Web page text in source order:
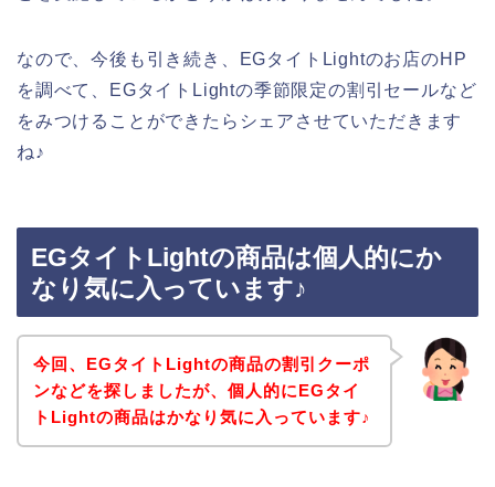
なので、今後も引き続き、EGタイトLightのお店のHP
を調べて、EGタイトLightの季節限定の割引セールなど
をみつけることができたらシェアさせていただきます
ね♪
EGタイトLightの商品は個人的にか
なり気に入っています♪
今回、EGタイトLightの商品の割引クーポ
ンなどを探しましたが、個人的にEGタイ
トLightの商品はかなり気に入っています♪